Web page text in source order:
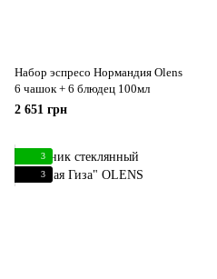
Набор эспресо Нормандия Olens
6 чашок + 6 блюдец 100мл
2 651 грн
3
3